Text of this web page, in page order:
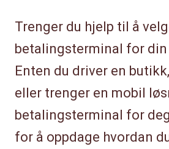
Trenger du hjelp til å
betalingsterminal for
Enten du driver en
eller trenger en mobil
betalingsterminal for
for å oppdage hvordan